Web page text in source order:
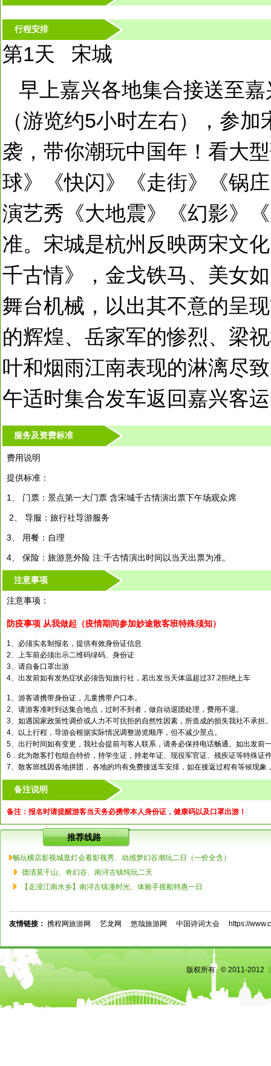
行程安排
第1天 宋城
早上嘉兴各地集合接送至
（游览约5小时左右），参
袭，带你潮玩中国年！看大
球》《快闪》《走街》《锅
演艺秀《大地震》《幻影》
准。宋城是杭州反映两宋文
千古情》，金戈铁马、美女
舞台机械，以出其不意的呈
的辉煌、岳家军的惨烈、梁
叶和烟雨江南表现的淋漓尽
午适时集合发车返回嘉兴客
服务及资费标准
费用说明
提供标准：
1、 门票：景点第一大门票 含宋城千古情演出票下午场观众席
2、 导服：旅行社导游服务
3、 用餐：自理
4、 保险：旅游意外险 注:千古情演出时间以当天出票为准。
注意事项
注意事项：
防疫事项 从我做起（疫情期间参加妙途散客班特殊须知）
1、必须实名制报名，提供有效身份证信息
2、上车前必须出示二维码绿码、身份证
3、请自备口罩出游
4、出发前如有发热症状必须告知旅行社，若出发当天体温超过37.2拒绝上车
1、游客请携带身份证，儿童携带户口本。
2、请游客准时到达集合地点，过时不到者，做自动退团处理，费用不退。
3、如遇国家政策性调价或人力不可抗拒的自然性因素，所造成的损失我社不承担
4、以上行程，导游会根据实际情况调整游览顺序，但不减少景点。
5、出行时间如有变更，我社会提前与客人联系，请务必保持电话畅通。如出发前
6．此为散客打包组合特价，持学生证，持老年证、现役军官证、残疾证等特殊证
7、散客班线因各地拼团， 各地的均有免费接送车安排，如在接返过程有等候现
备注说明
备注：报名时请提醒游客当天务必携带本人身份证，健康码以及口罩出游！
推荐线路
畅玩横店影视城逛灯会看影视秀、动感梦幻谷潮玩二日（一价全含）
德清莫干山、奇幻谷、南浔古镇纯玩二天
【走浸江南水乡】南浔古镇漫时光、体验手摇船特惠一日
友情链接： 携程网旅游网 艺龙网 悠哉旅游网 中国诗词大会 https://
版权所有 © 2011-2012